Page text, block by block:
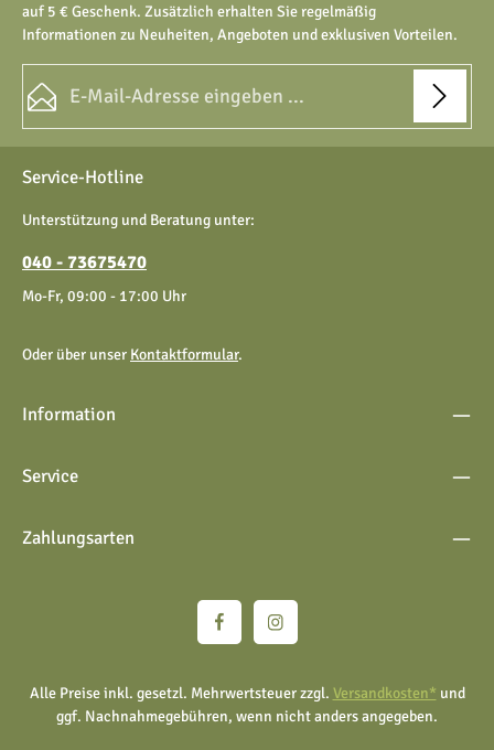
auf 5 € Geschenk. Zusätzlich erhalten Sie regelmäßig
Informationen zu Neuheiten, Angeboten und exklusiven Vorteilen.
Datenschutz
Ich habe dieDatenschutzbestimmungen
genommen und dieAGBgelesen und bin mit ihnen
Die mit einem Stern (*) markierten Felder sind Pflichtfelder.
Service-Hotline
Unterstützung und Beratung unter:
040 - 73675470
Mo-Fr, 09:00 - 17:00 Uhr
Oder über unser Kontaktformular.
Information
Service
Zahlungsarten
Alle Preise inkl. gesetzl. Mehrwertsteuer zzgl. Versandkosten* und
ggf. Nachnahmegebühren, wenn nicht anders angegeben.